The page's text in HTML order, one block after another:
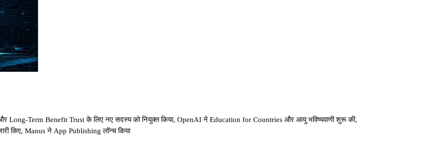
Long-Term Benefit Trust के लिए नए सदस्य को नियुक्त किया, OpenAI ने Education for Countries और आयु भविष्यवाणी शुरू की,
किए, Manus ने App Publishing लॉन्च किया